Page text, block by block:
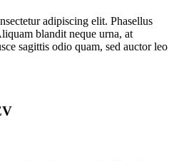
adipiscing elit. Phasellus
blandit neque urna, at
sagittis odio quam, sed auctor leo